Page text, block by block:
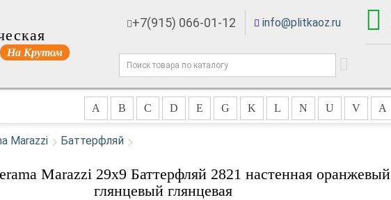
На Крутом
+7(915) 066-01-12 info@plitkaoz.ru
A B C D E G K L N U V А
Marazzi Баттерфляй
Marazzi 29x9 Баттерфляй 2821 настенная оранжевый
глянцевый глянцевая